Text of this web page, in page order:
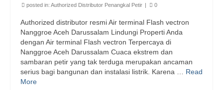
posted in: Authorized Distributor Penangkal Petir | 0
Authorized distributor resmi Air terminal Flash vectron
Nanggroe Aceh Darussalam Lindungi Properti Anda
dengan Air terminal Flash vectron Terpercaya di
Nanggroe Aceh Darussalam Cuaca ekstrem dan
sambaran petir yang tak terduga merupakan ancaman
serius bagi bangunan dan instalasi listrik. Karena … Read
More